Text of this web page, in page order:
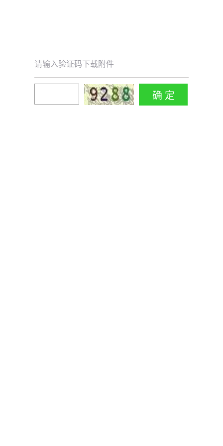
请输入验证码下载附件